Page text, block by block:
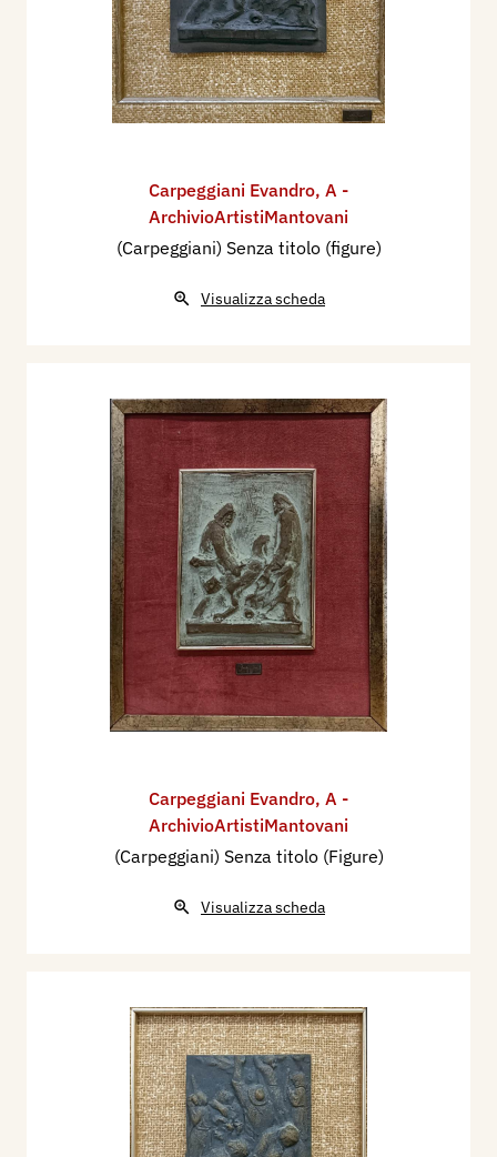
Carpeggiani Evandro, A -
ArchivioArtistiMantovani
(Carpeggiani) Senza titolo (figure)
Visualizza scheda
Carpeggiani Evandro, A -
ArchivioArtistiMantovani
(Carpeggiani) Senza titolo (Figure)
Visualizza scheda